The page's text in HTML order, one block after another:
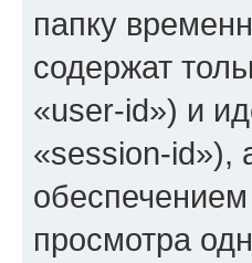
папку
содержат
«user-id») и
«session-id»),
просмотра